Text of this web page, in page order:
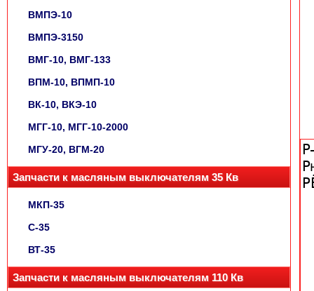
ВМПЭ-10
ВМПЭ-3150
ВМГ-10, ВМГ-133
ВПМ-10, ВПМП-10
ВК-10, ВКЭ-10
МГГ-10, МГГ-10-2000
МГУ-20, ВГМ-20
Запчасти к масляным выключателям 35 Кв
МКП-35
С-35
ВТ-35
Запчасти к масляным выключателям 110 Кв